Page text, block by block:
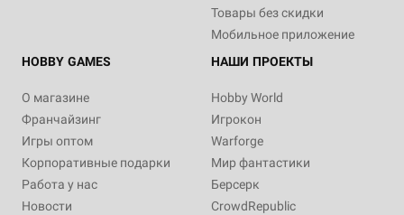
Товары без скидки
Мобильное приложение
HOBBY GAMES
О магазине
Франчайзинг
Игры оптом
Корпоративные подарки
Работа у нас
Новости
НАШИ ПРОЕКТЫ
Hobby World
Игрокон
Warforge
Мир фантастики
Берсерк
CrowdRepublic